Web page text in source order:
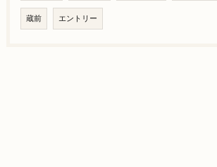
蔵前 エントリー